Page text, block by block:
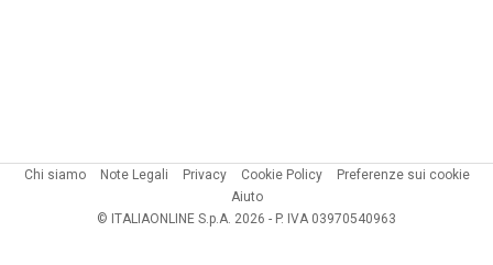
Chi siamo Note Legali Privacy Cookie Policy
Preferenze sui cookie
Aiuto
© ITALIAONLINE S.p.A. 2026 - P. IVA 03970540963